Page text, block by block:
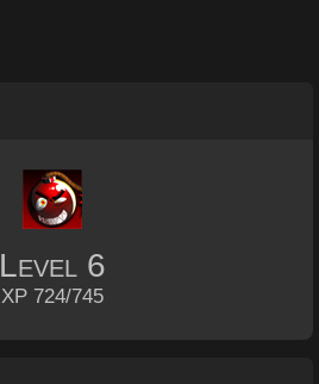
Level 6
XP 724/745